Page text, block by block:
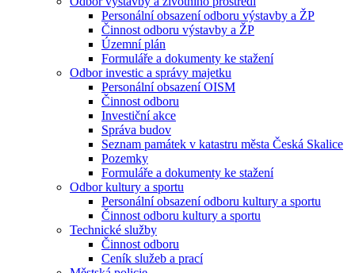
Personální obsazení odboru výstavby a ŽP
Činnost odboru výstavby a ŽP
Územní plán
Formuláře a dokumenty ke stažení
Odbor investic a správy majetku
Personální obsazení OISM
Činnost odboru
Investiční akce
Správa budov
Seznam památek v katastru města Česká Skalice
Pozemky
Formuláře a dokumenty ke stažení
Odbor kultury a sportu
Personální obsazení odboru kultury a sportu
Činnost odboru kultury a sportu
Technické služby
Činnost odboru
Ceník služeb a prací